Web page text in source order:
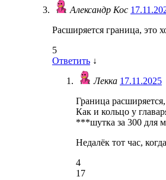
Александр Кос
Расширяется граница, это
5
Ответить ↓
Лекка 17.11.2025
Граница
Как и кольцо у
***шутка за 300 для
Недалёк тот час,
4
17